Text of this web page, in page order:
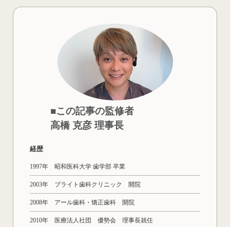
■この記事の監修者
高橋 克彦 理事長
経歴
1997年 昭和医科大学 歯学部 卒業
2003年 ブライト歯科クリニック 開院
2008年 アール歯科・矯正歯科 開院
2010年 医療法人社団 優勢会 理事長就任